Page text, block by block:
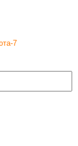
7